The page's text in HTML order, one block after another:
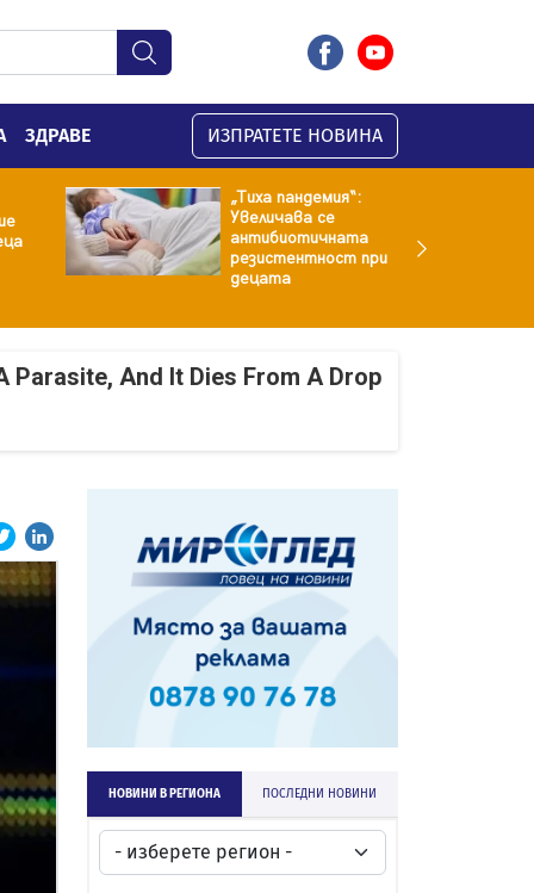
ЗДРАВЕ ИЗПРАТЕТЕ НОВИНА
„Тиха пандемия“:
Увеличава се
антибиотичната
резистентност при
децата
Parasite, And It Dies From A Drop
НОВИНИ В РЕГИОНА ПОСЛЕДНИ НОВИНИ